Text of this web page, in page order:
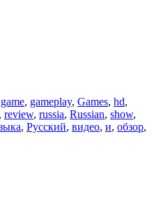
game, gameplay, Games, hd,
, review, russia, Russian, show,
, Русский, видео, и, обзор,